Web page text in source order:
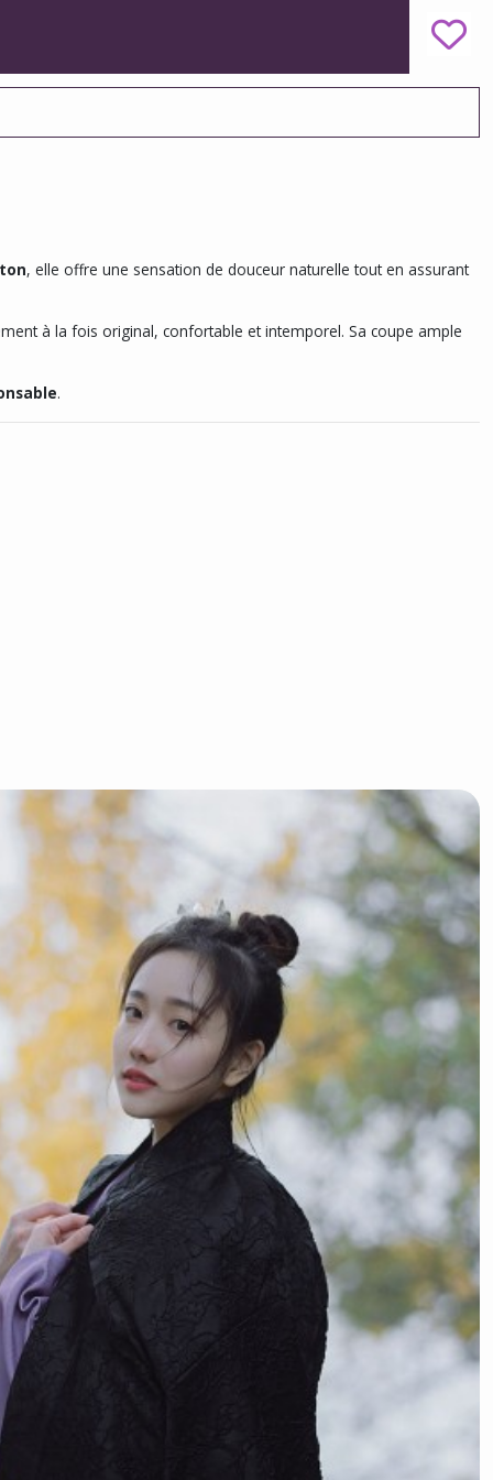
, elle offre une sensation de douceur naturelle tout en assurant
à la fois original, confortable et intemporel. Sa coupe ample
.